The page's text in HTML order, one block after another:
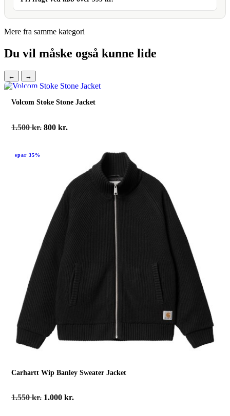
Mere fra samme kategori
Du vil måske også kunne lide
← →
Volcom Stoke Stone Jacket
1.500kr. Den
800 kr.Den
800 kr..
spar 35%
Carhartt Wip Banley Sweater Jacket
1.550kr. Den
1.000 kr.Den